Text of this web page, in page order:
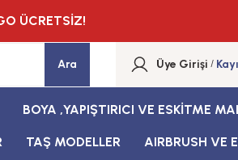
ÜCRETSİZ!
Ara Üye Girişi /
BOYA ,YAPIŞTIRICI VE ESKİTME
TAŞ MODELLER AIRBRUSH VE